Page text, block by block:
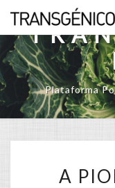
Skip
content
Plataforma
A